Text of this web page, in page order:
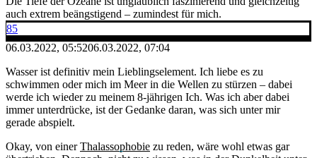
auch extrem beängstigend – zumindest für mich.
85
06.03.2022, 05:5206.03.2022, 07:04
Wasser ist definitiv mein Lieblingselement. Ich liebe es zu
schwimmen oder mich im Meer in die Wellen zu stürzen – dabei
werde ich wieder zu meinem 8-jährigen Ich. Was ich aber dabei
immer unterdrücke, ist der Gedanke daran, was sich unter mir
gerade abspielt.
Okay, von einerThalassophobie zu reden, wäre wohl etwas gar